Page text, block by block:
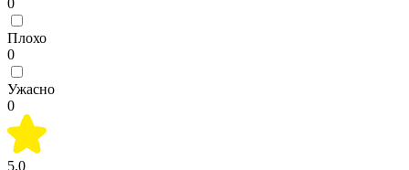
Плохо
0
Ужасно
0
5.0